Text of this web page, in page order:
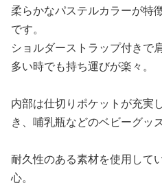
柔らかなパステルカラーが特
です。
ショルダーストラップ付きで
多い時でも持ち運びが楽々。
内部は仕切りポケットが充実
き、哺乳瓶などのベビーグッ
耐久性のある素材を使用して
心。